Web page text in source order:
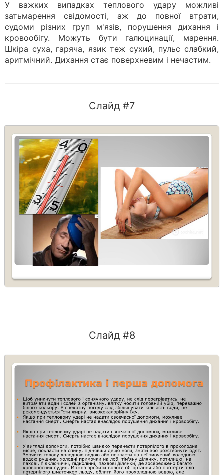
У важких випадках теплового удару можливі
затьмарення свідомості, аж до повної втрати,
судоми різних груп м'язів, порушення дихання і
кровообігу. Можуть бути галюцинації, марення.
Шкіра суха, гаряча, язик теж сухий, пульс слабкий,
аритмічний. Дихання стає поверхневим і нечастим.
Слайд #7
Слайд #8